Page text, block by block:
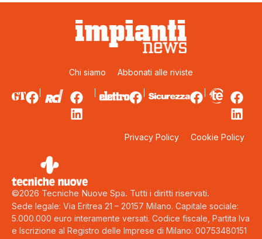
Chi siamo Abbonati alle riviste
Privacy Policy Cookie Policy
©2026 Tecniche Nuove Spa. Tutti i diritti riservati.
Sede legale: Via Eritrea 21 – 20157 Milano. Capitale sociale:
5.000.000 euro interamente versati. Codice fiscale, Partita Iva
e Iscrizione al Registro delle Imprese di Milano: 00753480151